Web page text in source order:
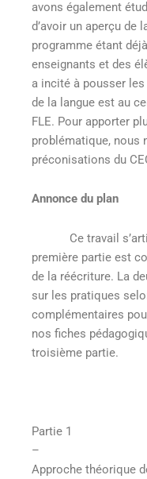
avons également
d’avoir un aperçu de
programme étant
enseignants et des
a incité à pousser
de la langue est au
FLE. Pour apporter
problématique, nous
préconisations du
Annonce du plan
Ce travail
première partie est
de la réécriture. La
sur les pratiques
complémentaires
nos fiches
troisième partie.
Partie 1
–
Approche théorique